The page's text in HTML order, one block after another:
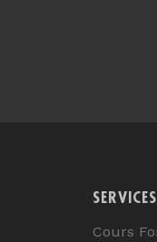
SERVICES
Cours